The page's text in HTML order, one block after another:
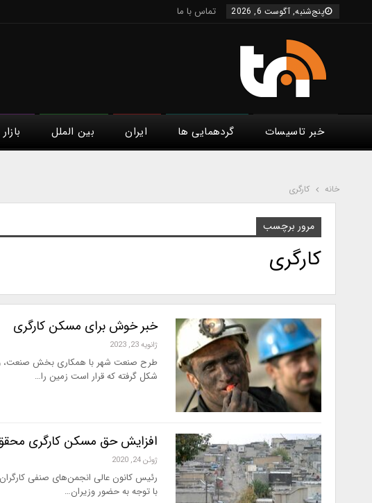
پنج‌شنبه, آگوست 6, 2026 تماس با ما
خبر تاسیسات گردهمایی ها ایران بین الملل بازار
خانه کارگری
مرور برچسب
کارگری
خبر خوش برای مسکن کارگری
ژانویه 23, 2023
طرح صنعت شهر با همکاری بخش صنعت،
شکل گرفته که قرار است زمین را…
افزایش حق مسکن کارگری
ژوئن 24, 2020
با توجه به حضور وزیران…